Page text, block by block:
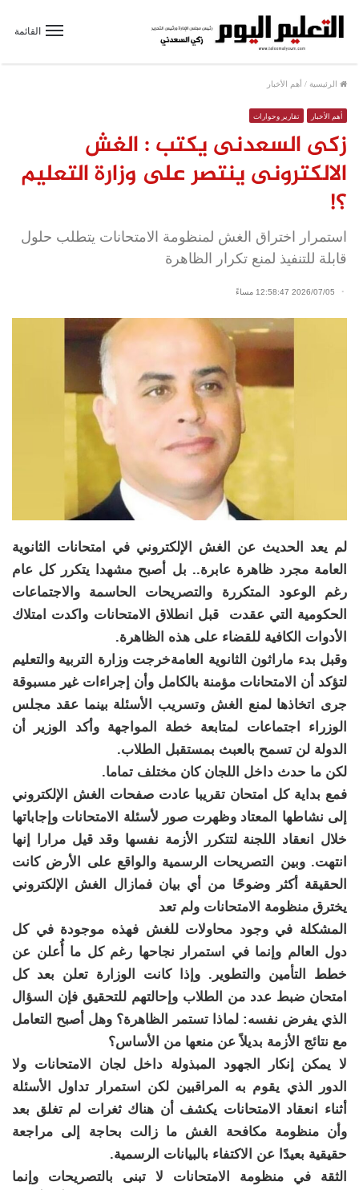
القائمة
الرئيسية / أهم الأخبار
أهم الأخبار تقارير وحوارات
زكى السعدنى يكتب : الغش
الالكترونى ينتصر على وزارة التعليم
؟!
استمرار اختراق الغش لمنظومة الامتحانات يتطلب حلول
قابلة للتنفيذ لمنع تكرار الظاهرة
2026/07/05 12:58:47 مساءً
لم يعد الحديث عن الغش الإلكتروني في امتحانات الثانوية
العامة مجرد ظاهرة عابرة.. بل أصبح مشهدا يتكرر كل عام
رغم الوعود المتكررة والتصريحات الحاسمة والاجتماعات
الحكومية التي عقدت قبل انطلاق الامتحانات واكدت امتلاك
الأدوات الكافية للقضاء على هذه الظاهرة.
وقبل بدء ماراثون الثانوية العامةخرجت وزارة التربية والتعليم
لتؤكد أن الامتحانات مؤمنة بالكامل وأن إجراءات غير مسبوقة
جرى اتخاذها لمنع الغش وتسريب الأسئلة بينما عقد مجلس
الوزراء اجتماعات لمتابعة خطة المواجهة وأكد الوزير أن
الدولة لن تسمح بالعبث بمستقبل الطلاب.
لكن ما حدث داخل اللجان كان مختلف تماما.
فمع بداية كل امتحان تقريبا عادت صفحات الغش الإلكتروني
إلى نشاطها المعتاد وظهرت صور لأسئلة الامتحانات وإجاباتها
خلال انعقاد اللجنة لتتكرر الأزمة نفسها وقد قيل مرارا إنها
انتهت. وبين التصريحات الرسمية والواقع على الأرض كانت
الحقيقة أكثر وضوحًا من أي بيان فمازال الغش الإلكتروني
يخترق منظومة الامتحانات ولم تعد
المشكلة في وجود محاولات للغش فهذه موجودة في كل
دول العالم وإنما في استمرار نجاحها رغم كل ما أُعلن عن
خطط التأمين والتطوير. وإذا كانت الوزارة تعلن بعد كل
امتحان ضبط عدد من الطلاب وإحالتهم للتحقيق فإن السؤال
الذي يفرض نفسه: لماذا تستمر الظاهرة؟ وهل أصبح التعامل
مع نتائج الأزمة بديلاً عن منعها من الأساس؟
لا يمكن إنكار الجهود المبذولة داخل لجان الامتحانات ولا
الدور الذي يقوم به المراقبين لكن استمرار تداول الأسئلة
أثناء انعقاد الامتحانات يكشف أن هناك ثغرات لم تغلق بعد
وأن منظومة مكافحة الغش ما زالت بحاجة إلى مراجعة
حقيقية بعيدًا عن الاكتفاء بالبيانات الرسمية.
الثقة في منظومة الامتحانات لا تبنى بالتصريحات وإنما